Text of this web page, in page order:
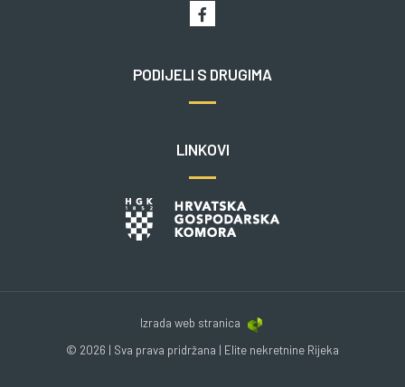
PODIJELI S DRUGIMA
LINKOVI
Izrada web stranica
© 2026 | Sva prava pridržana | Elite nekretnine Rijeka